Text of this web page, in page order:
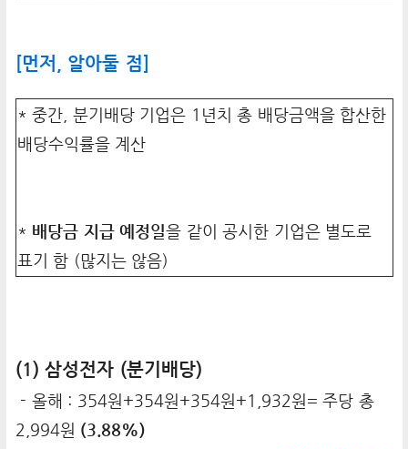
[먼저, 알아둘 점]
* 중간, 분기배당 기업은 1년치 총 배당금액을 합산한
배당수익률을 계산
* 배당금 지급 예정일을 같이 공시한 기업은 별도로
표기 함 (많지는 않음)
(1) 삼성전자 (분기배당)
- 올해 : 354원+354원+354원+1,932원= 주당 총
2,994원 (3.88%)